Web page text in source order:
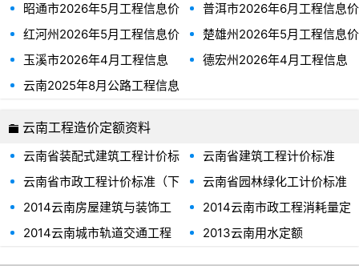
昭通市2026年5月工程信息价
普洱市2026年6月工程信息价
红河州2026年5月工程信息价
楚雄州2026年5月工程信息价
玉溪市2026年4月工程信息
价
德宏州2026年4月工程信息
云南2025年8月公路工程信息
云南工程造价定额资料
云南省装配式建筑工程计价标
准下册2020年版
云南省建筑工程计价标准
（上）2020年版
云南省市政工程计价标准（下
册）2020年版
云南省园林绿化工计价标准
2020年版
2014云南房屋建筑与装饰工
程消耗量定额（上、下）
2014云南市政工程消耗量定
额（上、中、下）
2014云南城市轨道交通工程
2013云南用水定额